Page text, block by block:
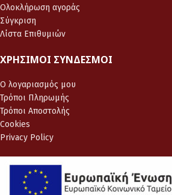
Ολοκλήρωση αγοράς
Σύγκριση
Λίστα Επιθυμιών
ΧΡΉΣΙΜΟΙ ΣΎΝΔΕΣΜΟΙ
Ο λογαριασμός μου
Τρόποι Πληρωμής
Τρόποι Αποστολής
Cookies
Privacy Policy